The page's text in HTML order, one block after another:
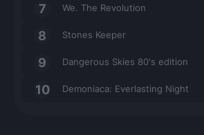
We. The Revolution
Stones Keeper
Dangerous Skies 80's edition
Demoniaca: Everlasting Night